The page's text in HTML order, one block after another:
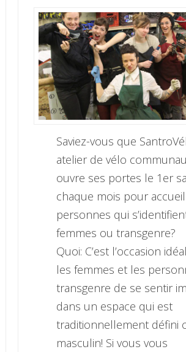
Saviez-vous que
atelier de vélo
ouvre ses portes le 1er
chaque mois pour
personnes qui
femmes ou transgenre?
Quoi: C’est l’occasion
les femmes et les
transgenre de se sentir
dans un espace qui est
traditionnellement défini
masculin! Si vous vous